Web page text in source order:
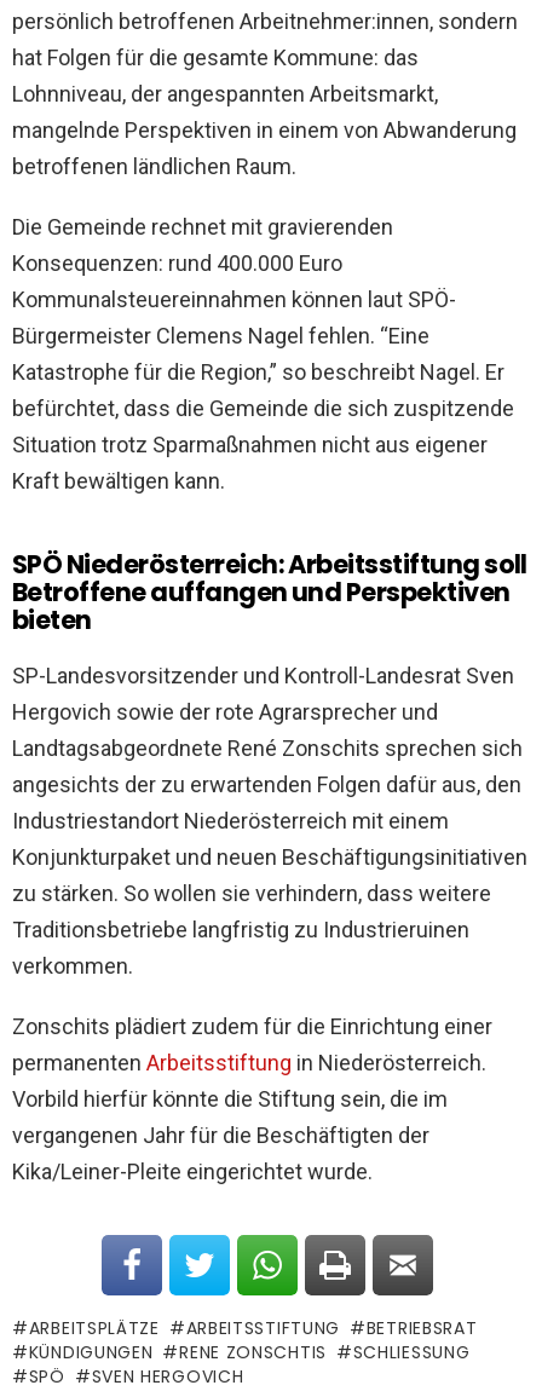
persönlich betroffenen Arbeitnehmer:innen, sondern
hat Folgen für die gesamte Kommune: das
Lohnniveau, der angespannten Arbeitsmarkt,
mangelnde Perspektiven in einem von Abwanderung
betroffenen ländlichen Raum.
Die Gemeinde rechnet mit gravierenden
Konsequenzen: rund 400.000 Euro
Kommunalsteuereinnahmen können laut SPÖ-
Bürgermeister Clemens Nagel fehlen. “Eine
Katastrophe für die Region,” so beschreibt Nagel. Er
befürchtet, dass die Gemeinde die sich zuspitzende
Situation trotz Sparmaßnahmen nicht aus eigener
Kraft bewältigen kann.
SPÖ Niederösterreich: Arbeitsstiftung soll
Betroffene auffangen und Perspektiven
bieten
SP-Landesvorsitzender und Kontroll-Landesrat Sven
Hergovich sowie der rote Agrarsprecher und
Landtagsabgeordnete René Zonschits sprechen sich
angesichts der zu erwartenden Folgen dafür aus, den
Industriestandort Niederösterreich mit einem
Konjunkturpaket und neuen Beschäftigungsinitiativen
zu stärken. So wollen sie verhindern, dass weitere
Traditionsbetriebe langfristig zu Industrieruinen
verkommen.
Zonschits plädiert zudem für die Einrichtung einer
permanenten Arbeitsstiftung in Niederösterreich.
Vorbild hierfür könnte die Stiftung sein, die im
vergangenen Jahr für die Beschäftigten der
Kika/Leiner-Pleite eingerichtet wurde.
ARBEITSPLÄTZE ARBEITSSTIFTUNG
BETRIEBSRAT
KÜNDIGUNGEN
RENE ZONSCHTIS
SCHLIESSUNG
SPÖ
SVEN HERGOVICH